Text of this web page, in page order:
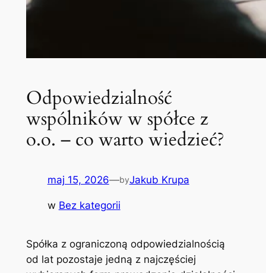
Odpowiedzialność
wspólników w spółce z
o.o. – co warto wiedzieć?
maj 15, 2026—byJakub Krupa
w Bez kategorii
Spółka z ograniczoną odpowiedzialnością
od lat pozostaje jedną z najczęściej